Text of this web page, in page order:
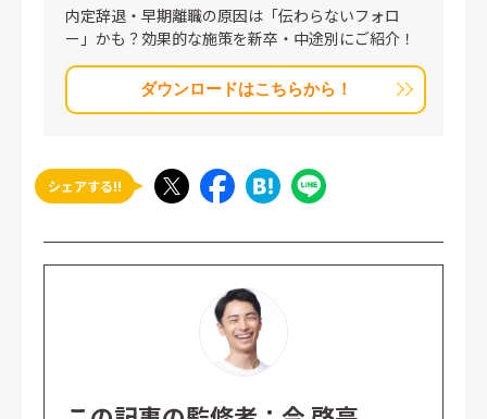
内定辞退・早期離職の原因は「伝わらないフォロ
ー」かも？効果的な施策を新卒・中途別にご紹介！
ダウンロードはこちらから！
シェアする!!